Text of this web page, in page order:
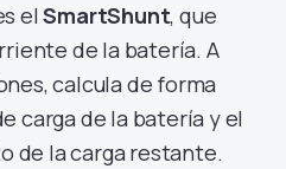
elSmartShunt, que
de la batería. A
calcula de forma
carga de la batería y el
de la carga restante.